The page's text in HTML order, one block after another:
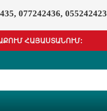
077242436, 055242423
ՀԱՅԱՍՏԱՆՈՒՄ: